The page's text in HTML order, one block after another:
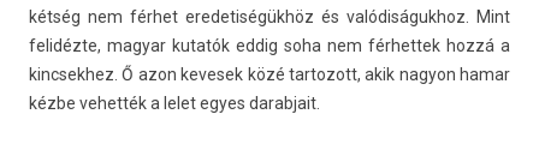
kétség nem férhet eredetiségük­höz és valódiságuk­hoz. Mint
felidézte, magyar kutatók eddig soha nem fér­hettek hozzá a
kincsek­hez. Ő azon kevesek közé tar­tozott, akik nagyon hamar
kézbe vehet­ték a lelet egyes darab­jait.